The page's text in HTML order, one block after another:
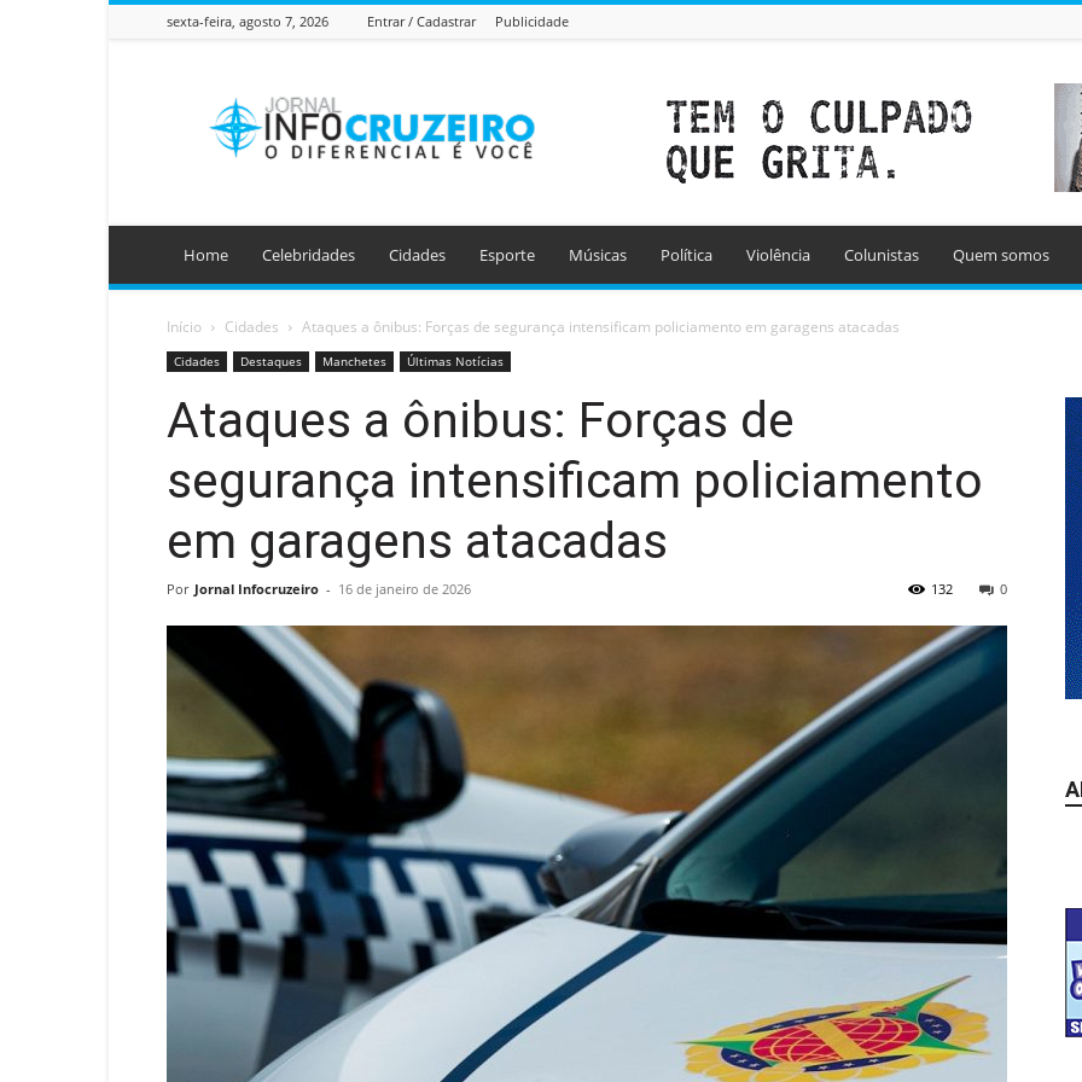
sexta-feira, agosto 7, 2026 Entrar / Cadastrar Publicidade
Info
Cruzeiro
Home Celebridades Cidades Esporte Músicas Política Violência Colunistas Quem somos
Início Cidades Ataques a ônibus: Forças de segurança intensificam policiamento em garagens atacadas
Cidades Destaques Manchetes Últimas Notícias
Ataques a ônibus: Forças de
segurança intensificam policiamento
em garagens atacadas
Por Jornal Infocruzeiro - 16 de janeiro de 2026 0
132